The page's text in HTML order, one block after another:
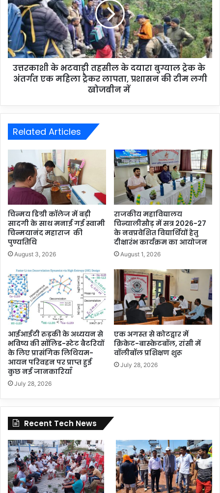
उत्तरकाशी के भटवाड़ी तहसील के दयारा बुग्याल ट्रेक के
अंतर्गत एक महिला ट्रैकर लापता, प्रशासन की टीम लगी
खोजबीन में
Related Articles
चिन्मय डिग्री कॉलेज में बड़ी
सादगी के साथ मनाई गई स्वामी
चिन्मयानंद महाराज की
पुण्यतिथि
August 3, 2026
राजकीय महाविद्यालय
चिन्यालीसौड़ में सत्र 2026-27
के नवप्रवेशित विद्यार्थियों हेतु
दीक्षारंभ कार्यक्रम का आयोजन
August 1, 2026
आईआईटी रुड़की के अध्ययन से
भविष्य की सॉलिड-स्टेट बैटरियों
के लिए प्रासंगिक लिथियम-
आयन परिवहन पर प्राप्त हुई
कुछ नई जानकारियाँ
July 28, 2026
एक अगस्त से कोटद्वार में
क्रिकेट-बास्केटबॉल, रांसी में
वॉलीबॉल प्रशिक्षण शुरू
July 28, 2026
Recent Tech News